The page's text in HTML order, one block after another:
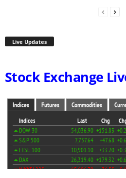
Live Updates
Stock Exchange